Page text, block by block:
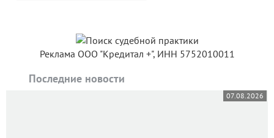
Реклама ООО "Кредитал +", ИНН 5752010011
Последние новости
07.08.2026